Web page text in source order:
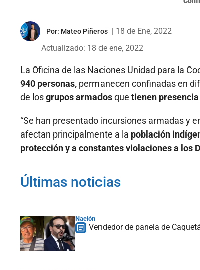
Por: Mateo Piñeros
18 de Ene, 2022
Actualizado: 18 de ene, 2022
La Oficina de las Naciones Unidad para la
940 personas, permanecen confinadas en
de losgrupos armadosque tienen
“Se han presentado incursiones armadas y
afectan principalmente a la población
protección y a constantes violaciones a los
Últimas noticias
Nación
Vendedor de panela de